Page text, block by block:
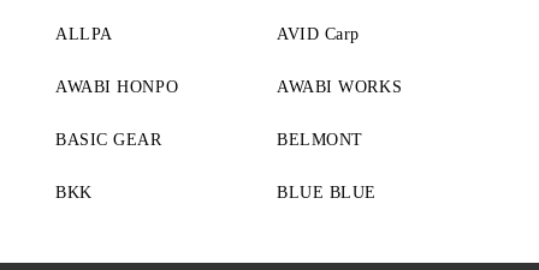
ALLPA AVID Carp
AWABI HONPO AWABI WORKS
BASIC GEAR BELMONT
BKK BLUE BLUE